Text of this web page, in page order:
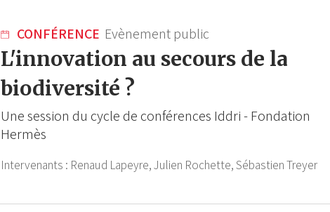
CONFÉRENCE Evènement public
L'innovation au secours de la
biodiversité ?
Une session du cycle de conférences Iddri - Fondation
Hermès
Intervenants : Renaud Lapeyre,Julien Rochette,Sébastien Treyer